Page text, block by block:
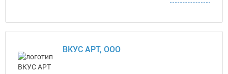
ВКУС АРТ, ООО